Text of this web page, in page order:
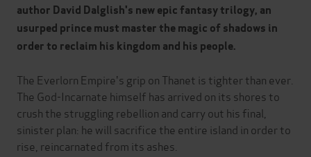
author David Dalglish's new epic fantasy trilogy, an
usurped prince must master the magic of shadows in
order to reclaim his kingdom and his people.
The Everlorn Empire's grip on Thanet is tighter than ever.
The God-Incarnate himself has arrived on its shores to
crush the struggling rebellion and carry out his final,
sinister plan: he will sacrifice the entire island in order to
rise, reincarnated from its ashes.